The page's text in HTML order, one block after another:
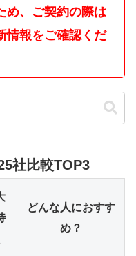
め、ご契約の際は
情報をご確認くだ
社比較TOP3
どんな人におすす
め？